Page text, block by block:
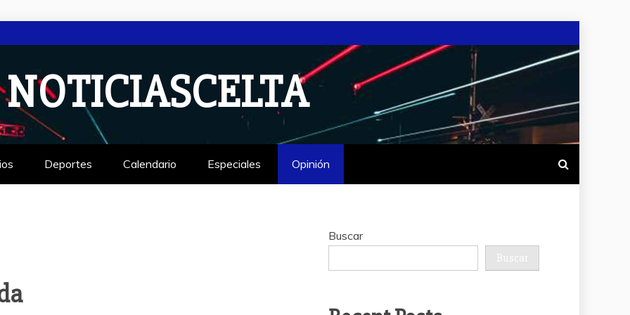
NOTICIASCELTA
Deportes Calendario Especiales Opinión
Buscar
Buscar